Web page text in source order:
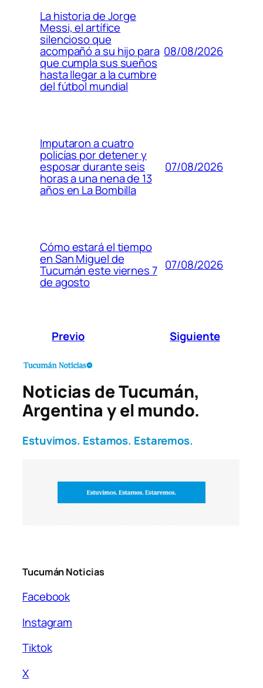
La historia de Jorge
Messi, el artífice
silencioso que
acompañó a su hijo para
que cumpla sus sueños
hasta llegar a la cumbre
del fútbol mundial
08/08/2026
Imputaron a cuatro
policías por detener y
esposar durante seis
horas a una nena de 13
años en La Bombilla
07/08/2026
Cómo estará el tiempo
en San Miguel de
Tucumán este viernes 7
de agosto
07/08/2026
Previo Siguiente
Noticias de Tucumán,
Argentina y el mundo.
Estuvimos. Estamos. Estaremos.
Tucumán Noticias
Facebook
Instagram
Tiktok
X